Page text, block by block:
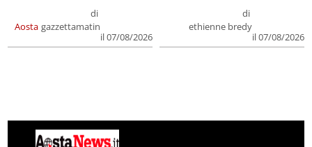
Aosta
di
gazzettamatin
il 07/08/2026
di
ethienne bredy
il 07/08/2026